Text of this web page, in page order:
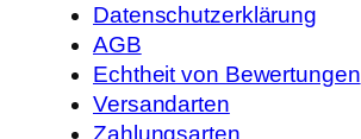
Datenschutzerklärung
AGB
Echtheit von Bewertungen
Versandarten
Zahlungsarten